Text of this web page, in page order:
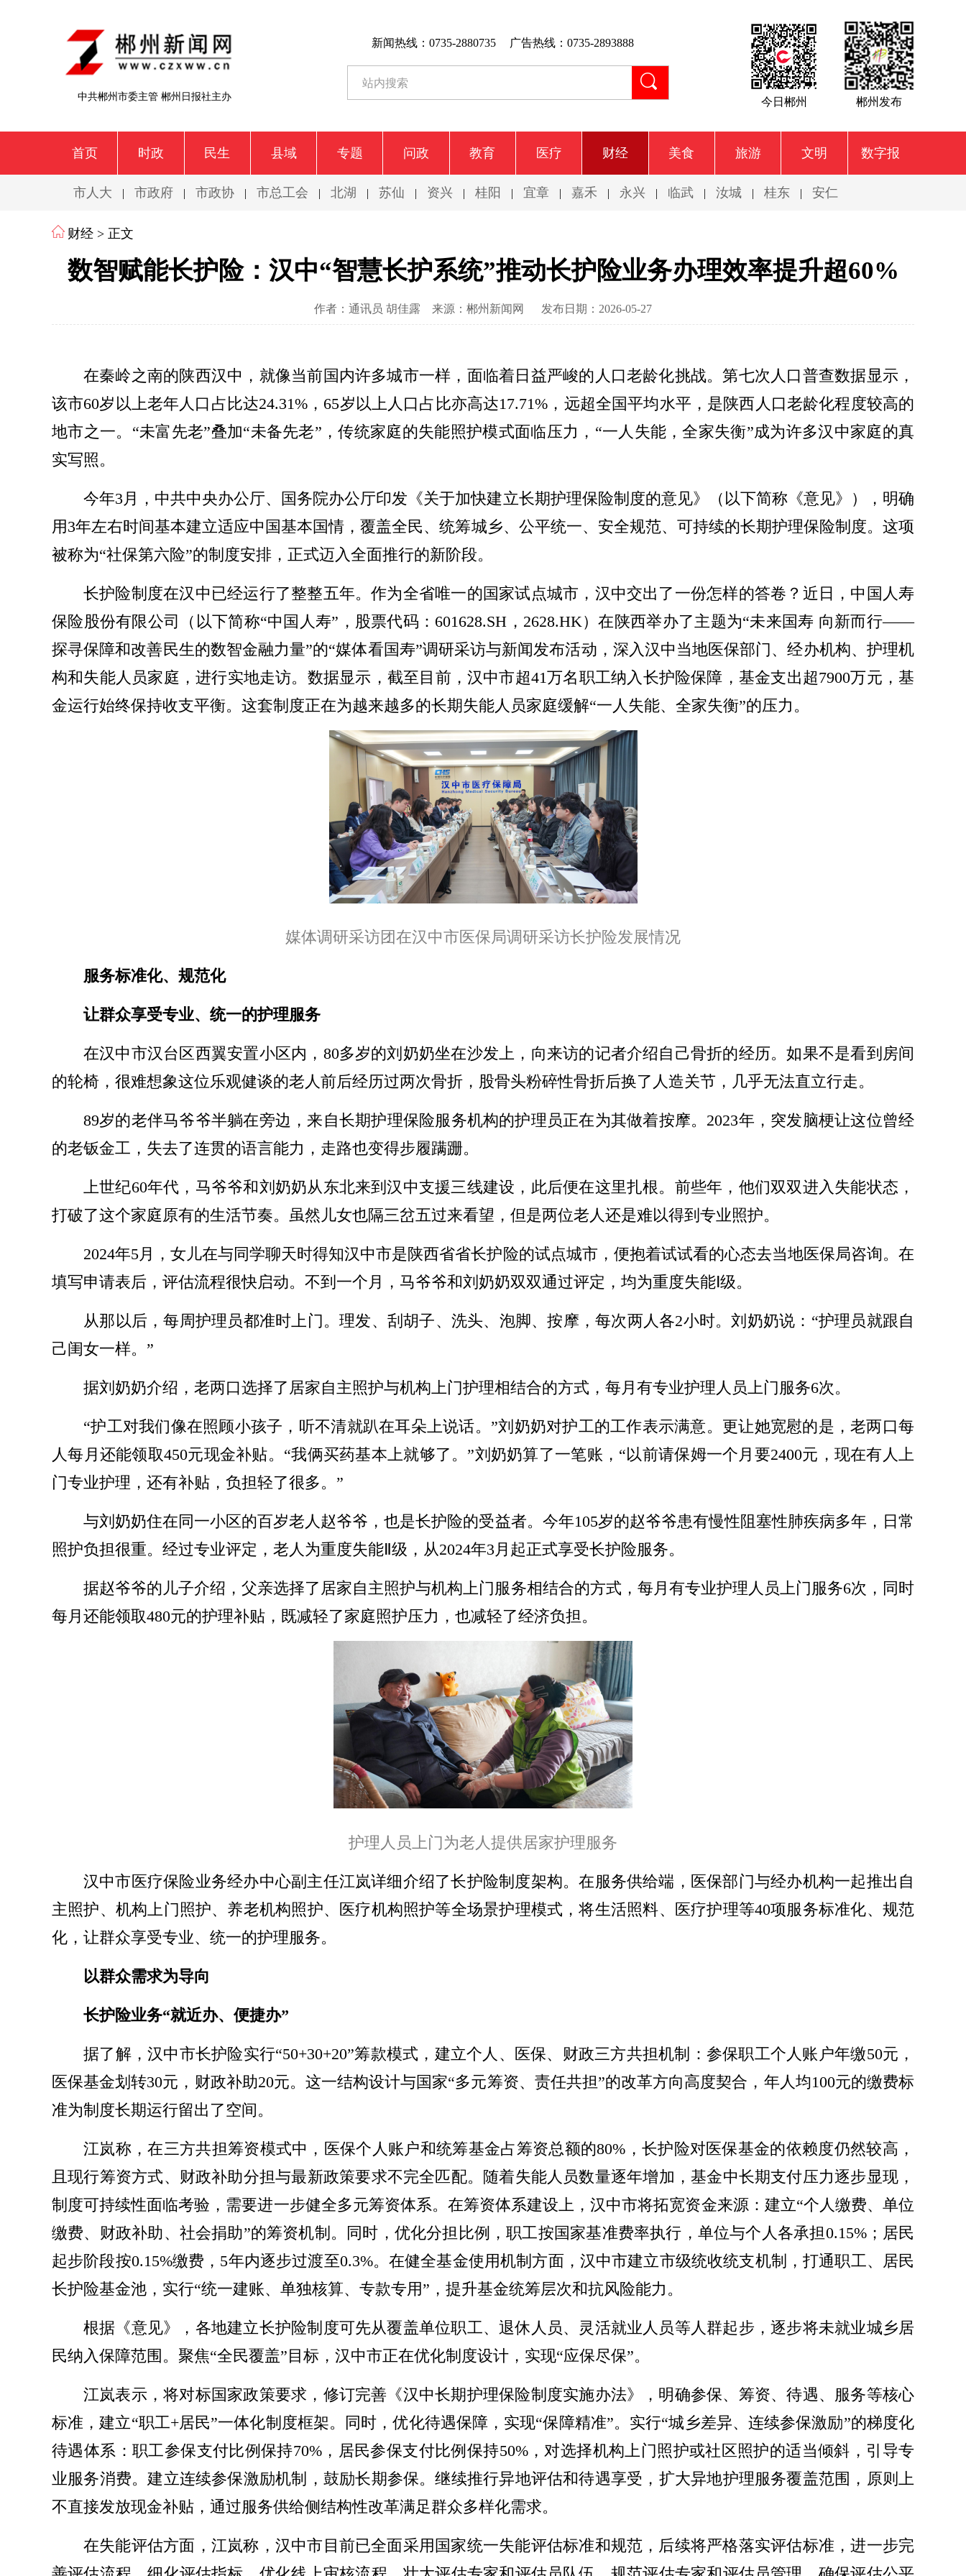
中共郴州市委主管 郴州日报社主办
新闻热线：0735-2880735 广告热线：0735-2893888
今日郴州 郴州发布
首页 时政 民生 县域 专题 问政 教育 医疗 财经 美食 旅游 文明 数字报
市人大 | 市政府 | 市政协 | 市总工会 | 北湖 | 苏仙 | 资兴 | 桂阳 | 宜章 | 嘉禾 | 永兴 | 临武 | 汝城 | 桂东 | 安仁
财经 > 正文
数智赋能长护险：汉中“智慧长护系统”推动长护险业务办理效率提升超60%
作者：通讯员 胡佳露 来源：郴州新闻网 发布日期：2026-05-27
在秦岭之南的陕西汉中，就像当前国内许多城市一样，面临着日益严峻的人口老龄化挑战。第七次人口普查数据显示，
该市60岁以上老年人口 占比达24.31%，65岁以上人口占比亦高达17.71%，远超全国平均水平，是陕西人口老龄化程度较高的
地市之一。“未富先老”叠加“未备先老”，传统家庭的失能照护模式面临压力，“一人失能，全家失衡”成为许多汉中家庭的真
实写照。
今年3月，中共中央办公厅、国务院办公厅印发《关于加快建立长期护理保险制度的意见》（以下简称《意见》），明确
用3年左右时间基本建立适应中国基本国情，覆盖全民、统筹城乡、公平统一、安全规范、可持续的长期护理保险制度。这项
被称为“社保第六险”的制度安排，正式迈入全面推行的新阶段。
长护险制度在汉中已经运行了整整五年。作为全省唯一的国家试点城市，汉中交出了一份怎样的答卷？近日，中国人寿
保险股份有限公司（以下简称“中国人寿”，股票代码：601628.SH，2628.HK）在陕西举办了主题为“未来国寿 向新而行——
探寻保障和改善民生的数智金融力量”的“媒体看国寿”调研采访与新闻发布活动，深入汉中当地医保部门、经办机构、护理机
构和失能人员家庭，进行实地走访。数据显示，截至目前，汉中市超41万名职工纳入长护险保障，基金支出超7900万元，基
金运行始终保持收支平衡。这套制度正在为越来越多的长期失能人员家庭缓解“一人失能、全家失衡”的压力。
媒体调研采访团在汉中市医保局调研采访长护险发展情况
服务标准化、规范化
让群众享受专业、统一的护理服务
在汉中市汉台区西翼安置小区内，80多岁的刘奶奶坐在沙发上，向来访的记者介绍自己骨折的经历。如果不是看到房间
的轮椅，很难想象这位乐观健谈的老人前后经历过两次骨折，股骨头粉碎性骨折后换了人造关节，几乎无法直立行走。
89岁的老伴马爷爷半躺在旁边，来自长期护理保险服务机构的护理员正在为其做着按摩。2023年，突发脑梗让这位曾经
的老钣金工，失去了连贯的语言能力，走路也变得步履蹒跚。
上世纪60年代，马爷爷和刘奶奶从东北来到汉中支援三线建设，此后便在这里扎根。前些年，他们双双进入失能状态，
打破了这个家庭原有的生活节奏。虽然儿女也隔三岔五过来看望，但是两位老人还是难以得到专业照护。
2024年5月，女儿在与同学聊天时得知汉中市是陕西省省长护险的试点城市，便抱着试试看的心态去当地医保局咨询。在
填写申请表后，评估流程很快启动。不到一个月，马爷爷和刘奶奶双双通过评定，均为重度失能Ⅰ级。
从那以后，每周护理员都准时上门。理发、刮胡子、洗头、泡脚、按摩，每次两人各2小时。刘奶奶说：“护理员就跟自
己闺女一样。”
据刘奶奶介绍，老两口选择了居家自主照护与机构上门护理相结合的方式，每月有专业护理人员上门服务6次。
“护工对我们像在照顾小孩子，听不清就趴在耳朵上说话。”刘奶奶对护工的工作表示满意。更让她宽慰的是，老两口每
人每月还能领取450元现金补贴。“我俩买药基本上就够了。”刘奶奶算了一笔账，“以前请保姆一个月要2400元，现在有人上
门专业护理，还有补贴，负担轻了很多。”
与刘奶奶住在同一小区的百岁老人赵爷爷，也是长护险的受益者。今年105岁的赵爷爷患有慢性阻塞性肺疾病多年，日常
照护负担很重。经过专业评定，老人为重度失能Ⅱ级，从2024年3月起正式享受长护险服务。
据赵爷爷的儿子介绍，父亲选择了居家自主照护与机构上门服务相结合的方式，每月有专业护理人员上门服务6次，同时
每月还能领取480元的护理补贴，既减轻了家庭照护压力，也减轻了经济负担。
护理人员上门为老人提供居家护理服务
汉中市医疗保险业务经办中心副主任江岚详细介绍了长护险制度架构。在服务供给端，医保部门与经办机构一起推出自
主照护、机构上门照护、养老机构照护、医疗机构照护等全场景护理模式，将生活照料、医疗护理等40项服务标准化、规范
化，让群众享受专业、统一的护理服务。
以群众需求为导向
长护险业务“就近办、便捷办”
据了解，汉中市长护险实行“50+30+20”筹款模式，建立个人、医保、财政三方共担机制：参保职工个人账户年缴50元，
医保基金划转30元，财政补助20元。这一结构设计与国家“多元筹资、责任共担”的改革方向高度契合，年人均100元的缴费标
准为制度长期运行留出了空间。
江岚称，在三方共担筹资模式中，医保个人账户和统筹基金占筹资总额的80%，长护险对医保基金的依赖度仍然较高，
且现行筹资方式、财政补助分担与最新政策要求不完全匹配。随着失能人员数量逐年增加，基金中长期支付压力逐步显现，
制度可持续性面临考验，需要进一步健全多元筹资体系。在筹资体系建设上，汉中市将拓宽资金来源：建立“个人缴费、单位
缴费、财政补助、社会捐助”的筹资机制。同时，优化分担比例，职工按国家基准费率执行，单位与个人各承担0.15%；居民
起步阶段按0.15%缴费，5年内逐步过渡至0.3%。在健全基金使用机制方面，汉中市建立市级统收统支机制，打通职工、居民
长护险基金池，实行“统一建账、单独核算、专款专用”，提升基金统筹层次和抗风险能力。
根据《意见》，各地建立长护险制度可先从覆盖单位职工、退休人员、灵活就业人员等人群起步，逐步将未就业城乡居
民纳入保障范围。聚焦“全民覆盖”目标，汉中市正在优化制度设计，实现“应保尽保”。
江岚表示，将对标国家政策要求，修订完善《汉中长期护理保险制度实施办法》，明确参保、筹资、待遇、服务等核心
标准，建立“职工+居民”一体化制度框架。同时，优化待遇保障，实现“保障精准”。实行“城乡差异、连续参保激励”的梯度化
待遇体系：职工参保支付比例保持70%，居民参保支付比例保持50%，对选择机构上门照护或社区照护的适当倾斜，引导专
业服务消费。建立连续参保激励机制，鼓励长期参保。继续推行异地评估和待遇享受，扩大异地护理服务覆盖范围，原则上
不直接发放现金补贴，通过服务供给侧结构性改革满足群众多样化需求。
在失能评估方面，江岚称，汉中市目前已全面采用国家统一失能评估标准和规范，后续将严格落实评估标准，进一步完